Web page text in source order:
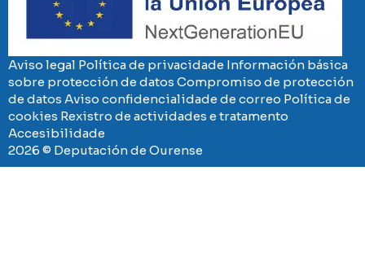
Aviso legal Política de privacidade Información básica
sobre protección de datos Compromiso de protección
de datos Aviso confidencialidade de correo Política de
cookies Rexistro de actividades e tratamento
Accesibilidade
2026 © Deputación de Ourense